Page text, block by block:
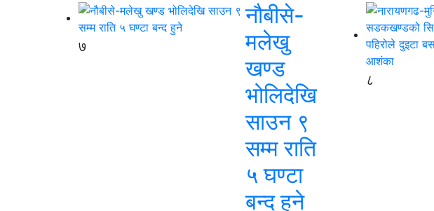
७
नौबीसे-
मलेखु
खण्ड
भोलिदेखि
साउन ९
सम्म राति
५ घण्टा
बन्द हुने
८